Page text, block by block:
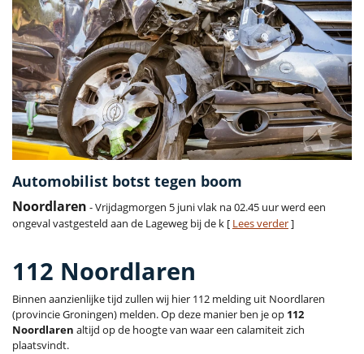
Automobilist botst tegen boom
Noordlaren - Vrijdagmorgen 5 juni vlak na 02.45 uur werd een
ongeval vastgesteld aan de Lageweg bij de k [ Lees verder]
112 Noordlaren
Binnen aanzienlijke tijd zullen wij hier 112 melding uit Noordlaren
(provincie Groningen) melden. Op deze manier ben je op 112
Noordlaren altijd op de hoogte van waar een calamiteit zich
plaatsvindt.